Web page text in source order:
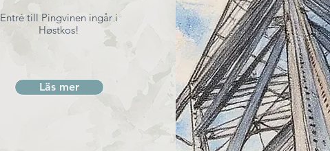
Entré till Pingvinen ingår i
Høstkos!
Läs mer